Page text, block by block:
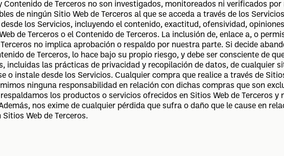
Contenido de Terceros no son investigados, monitoreados ni verificados
de ningún Sitio Web de Terceros al que se acceda a través de los
los Servicios, incluyendo el contenido, exactitud, ofensividad,
de Terceros o el Contenido de Terceros. La inclusión de, enlace a, o
no implica aprobación o respaldo por nuestra parte. Si decide
de Terceros, lo hace bajo su propio riesgo, y debe ser consciente de
incluidas las prácticas de privacidad y recopilación de datos, de cualquier
o instale desde los Servicios. Cualquier compra que realice a través de
ninguna responsabilidad en relación con dichas compras que son
los productos o servicios ofrecidos en Sitios Web de Terceros y
nos exime de cualquier pérdida que sufra o daño que le cause en
Web de Terceros.